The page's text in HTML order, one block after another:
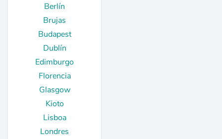
Berlín
Brujas
Budapest
Dublín
Edimburgo
Florencia
Glasgow
Kioto
Lisboa
Londres